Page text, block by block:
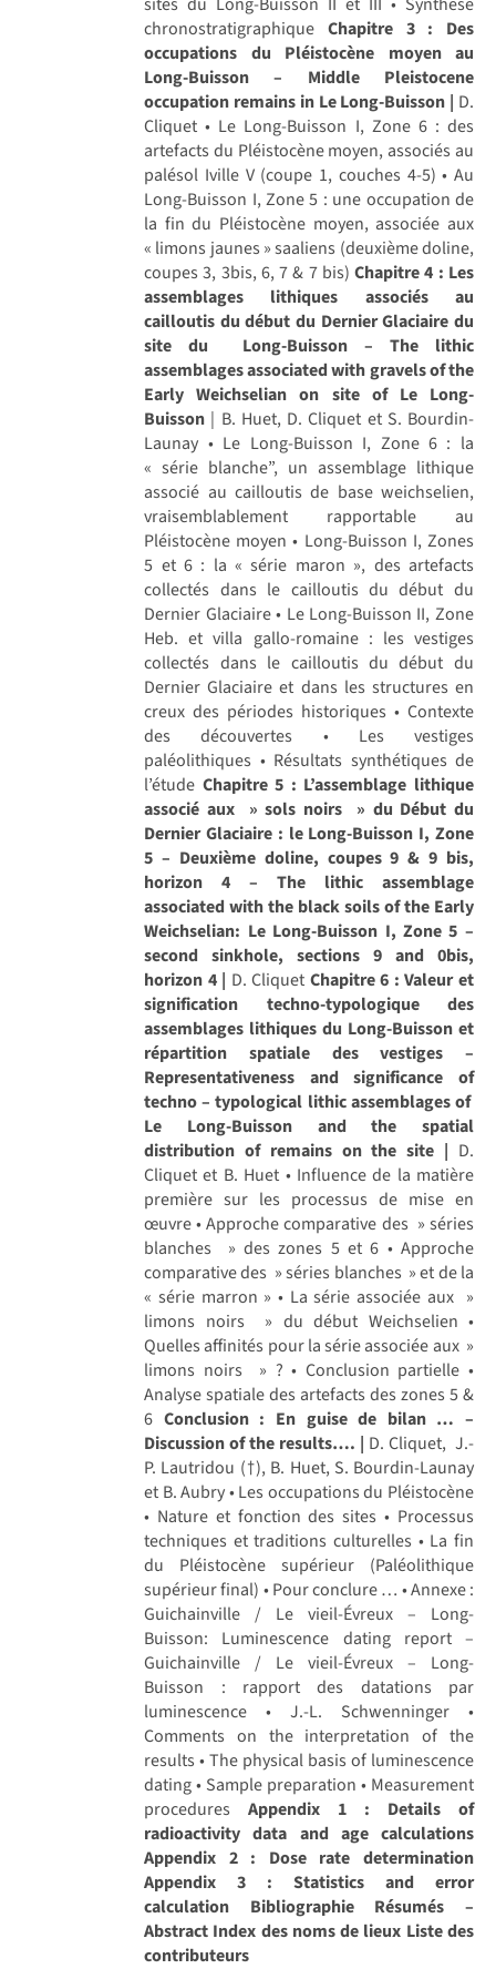
chronostratigraphique Chapitre 3 : Des
occupations du Pléistocène moyen au
Long-Buisson – Middle Pleistocene
occupation remains in Le Long-Buisson | D.
Cliquet • Le Long-Buisson I, Zone 6 : des
artefacts du Pléistocène moyen, associés au
palésol Iville V (coupe 1, couches 4-5) • Au
Long-Buisson I, Zone 5 : une occupation de
la fin du Pléistocène moyen, associée aux
« limons jaunes » saaliens (deuxième doline,
coupes 3, 3bis, 6, 7 & 7 bis)Chapitre 4 : Les
assemblages lithiques associés au
cailloutis du début du Dernier Glaciaire du
site du Long-Buisson – The lithic
assemblages associated with gravels of the
Early Weichselian on site of Le Long-
Buisson | B. Huet, D. Cliquet et S. Bourdin-
Launay • Le Long-Buisson I, Zone 6 : la
« série blanche”, un assemblage lithique
associé au cailloutis de base weichselien,
vraisemblablement rapportable au
Pléistocène moyen • Long-Buisson I, Zones
5 et 6 : la « série maron », des artefacts
collectés dans le cailloutis du début du
Dernier Glaciaire • Le Long-Buisson II, Zone
Heb. et villa gallo-romaine : les vestiges
collectés dans le cailloutis du début du
Dernier Glaciaire et dans les structures en
creux des périodes historiques • Contexte
des découvertes • Les vestiges
paléolithiques • Résultats synthétiques de
l’étude Chapitre 5 : L’assemblage lithique
associé aux » sols noirs » du Début du
Dernier Glaciaire : le Long-Buisson I, Zone
5 – Deuxième doline, coupes 9 & 9 bis,
horizon 4 – The lithic assemblage
associated with the black soils of the Early
Weichselian: Le Long-Buisson I, Zone 5 –
second sinkhole, sections 9 and 0bis,
horizon 4 | D. Cliquet Chapitre 6 : Valeur et
signification techno-typologique des
assemblages lithiques du Long-Buisson et
répartition spatiale des vestiges –
Representativeness and significance of
techno – typological lithic assemblages of
Le Long-Buisson and the spatial
distribution of remains on the site | D.
Cliquet et B. Huet • Influence de la matière
première sur les processus de mise en
œuvre • Approche comparative des » séries
blanches » des zones 5 et 6 • Approche
comparative des » séries blanches » et de la
« série marron » • La série associée aux »
limons noirs » du début Weichselien •
Quelles affinités pour la série associée aux »
limons noirs » ? • Conclusion partielle •
Analyse spatiale des artefacts des zones 5 &
6 Conclusion : En guise de bilan … –
Discussion of the results…. | D. Cliquet, J.-
P. Lautridou (†), B. Huet, S. Bourdin-Launay
et B. Aubry • Les occupations du Pléistocène
• Nature et fonction des sites • Processus
techniques et traditions culturelles • La fin
du Pléistocène supérieur (Paléolithique
supérieur final) • Pour conclure … • Annexe :
Guichainville / Le vieil-Évreux – Long-
Buisson: Luminescence dating report –
Guichainville / Le vieil-Évreux – Long-
Buisson : rapport des datations par
luminescence • J.-L. Schwenninger •
Comments on the interpretation of the
results • The physical basis of luminescence
dating • Sample preparation • Measurement
proceduresAppendix 1 : Details of
radioactivity data and age calculations
Appendix 2 : Dose rate determination
Appendix 3 : Statistics and error
calculation
Bibliographie
Résumés –
Abstract Index des noms de lieux Liste des
contributeurs